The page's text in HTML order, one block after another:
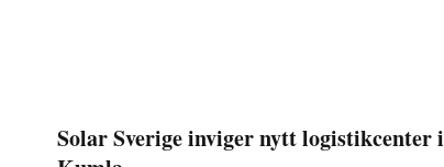
Solar Sverige inviger nytt logistikcenter i